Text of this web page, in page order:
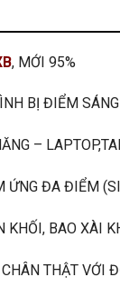
, MỚI 95%
BỊ ĐIỂM SÁNG
–
ĐA ĐIỂM
BAO XÀI
THẬT VỚI